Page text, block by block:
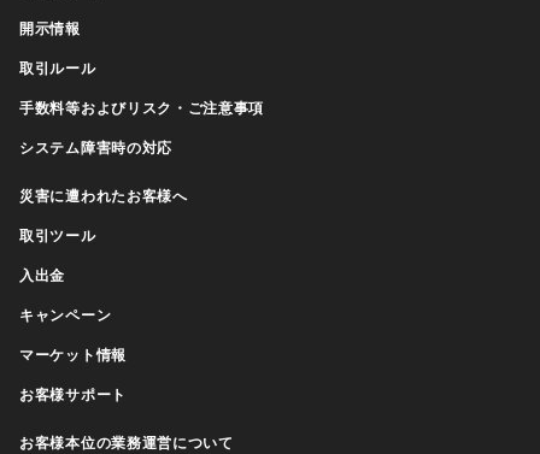
開示情報
取引ルール
手数料等およびリスク・ご注意事項
システム障害時の対応
災害に遭われたお客様へ
取引ツール
入出金
キャンペーン
マーケット情報
お客様サポート
お客様本位の業務運営について